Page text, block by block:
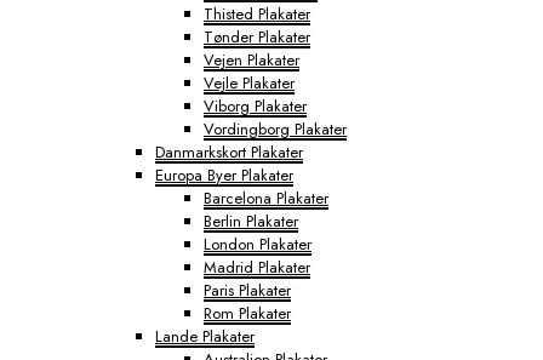
Thisted Plakater
Tønder Plakater
Vejen Plakater
Vejle Plakater
Viborg Plakater
Vordingborg Plakater
Danmarkskort Plakater
Europa Byer Plakater
Barcelona Plakater
Berlin Plakater
London Plakater
Madrid Plakater
Paris Plakater
Rom Plakater
Lande Plakater